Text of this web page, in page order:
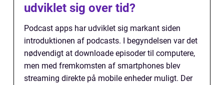
udviklet sig over tid?
Podcast apps har udviklet sig markant siden
introduktionen af podcasts. I begyndelsen var det
nødvendigt at downloade episoder til computere,
men med fremkomsten af smartphones blev
streaming direkte på mobile enheder muligt. Der